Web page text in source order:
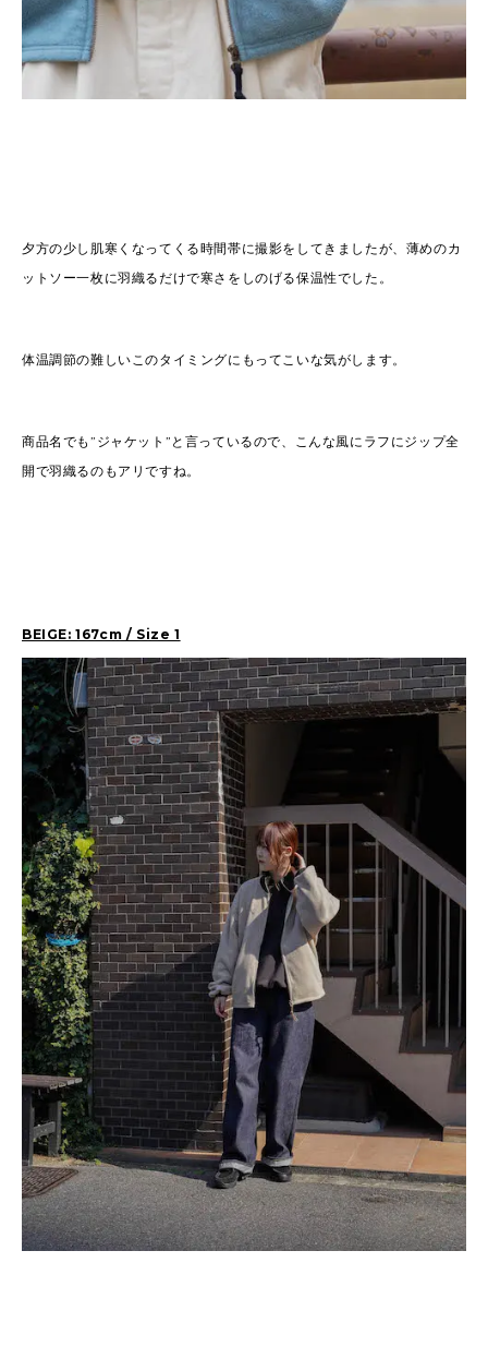
夕方の少し肌寒くなってくる時間帯に撮影をしてきましたが、薄めのカ
ットソー一枚に羽織るだけで寒さをしのげる保温性でした。
体温調節の難しいこのタイミングにもってこいな気がします。
商品名でも”ジャケット”と言っているので、こんな風にラフにジップ全
開で羽織るのもアリですね。
BEIGE: 167cm / Size 1